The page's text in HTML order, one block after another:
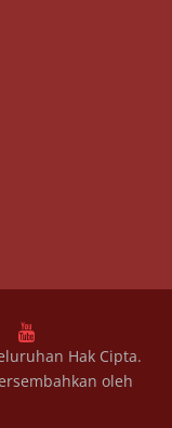
Hak Cipta.
oleh